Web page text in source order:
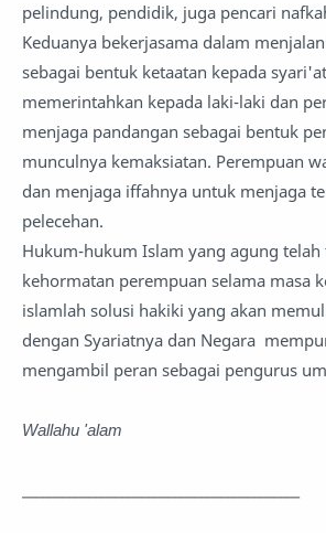
pelindung, pendidik, juga pencari
Keduanya bekerjasama dalam
sebagai bentuk ketaatan kepada
memerintahkan kepada laki-laki dan
menjaga pandangan sebagai bentuk
munculnya kemaksiatan. Perempuan
dan menjaga iffahnya untuk menjaga
pelecehan.
Hukum-hukum Islam yang agung
kehormatan perempuan selama masa
islamlah solusi hakiki yang akan
dengan Syariatnya dan Negara
mengambil peran sebagai pengurus
Wallahu 'alam